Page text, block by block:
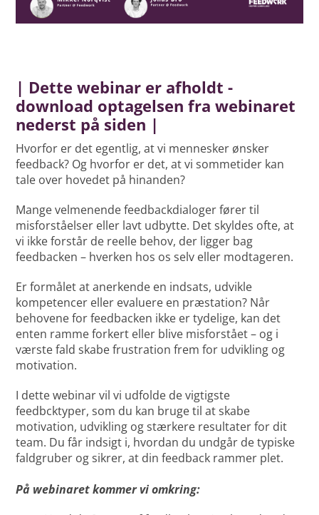
| Dette webinar er afholdt -
download optagelsen fra webinaret
nederst på siden |
Hvorfor er det egentlig, at vi mennesker ønsker
feedback? Og hvorfor er det, at vi sommetider kan
tale over hovedet på hinanden?
Mange velmenende feedbackdialoger fører til
misforståelser eller lavt udbytte. Det skyldes ofte, at
vi ikke forstår de reelle behov, der ligger bag
feedbacken – hverken hos os selv eller modtageren.
Er formålet at anerkende en indsats, udvikle
kompetencer eller evaluere en præstation? Når
behovene for feedbacken ikke er tydelige, kan det
enten ramme forkert eller blive misforstået – og i
værste fald skabe frustration frem for udvikling og
motivation.
I dette webinar vil vi udfolde de vigtigste
feedbcktyper, som du kan bruge til at skabe
motivation, udvikling og stærkere resultater for dit
team. Du får indsigt i, hvordan du undgår de typiske
faldgruber og sikrer, at din feedback rammer plet.
På webinaret kommer vi omkring: